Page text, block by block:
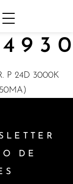
P 24D 3000K
DE